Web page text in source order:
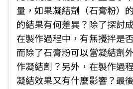
量，如果凝結劑（石膏粉）
的結果有何差異？除了探討
在製作過程中，有無攪拌是
而除了石膏粉可以當凝結劑
作凝結劑？另外，在製作過
凝結效果又有什麼影響？最